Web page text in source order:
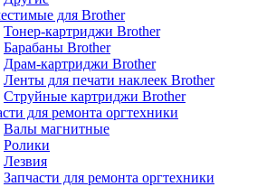
для Brother
Тонер-картриджи Brother
Барабаны Brother
Драм-картриджи Brother
Ленты для печати наклеек Brother
Струйные картриджи Brother
для ремонта оргтехники
Валы магнитные
Ролики
Лезвия
Запчасти для ремонта оргтехники